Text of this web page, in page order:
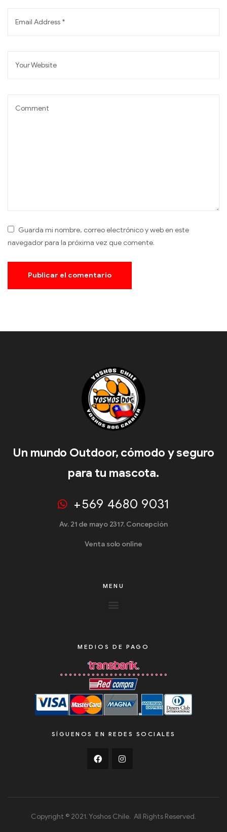
Guarda mi nombre, correo electrónico y web en este
navegador para la próxima vez que comente.
Un mundo Outdoor, cómodo y seguro
para tu mascota.
+569 4680 9031
Av. 21 de mayo 2317. Concepción
Venta solo online
MENU
MEDIOS DE PAGO
SÍGUENOS EN REDES SOCIALES
Copyright © 2021. Yoshos Chile. All Rights Reserved.